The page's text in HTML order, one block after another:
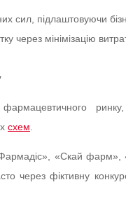
сил, підлаштовуючи
через мінімізацію
ринку,
схем
«Скай
через фіктивну